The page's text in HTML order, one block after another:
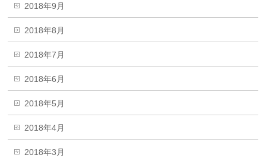
2018年9月
2018年8月
2018年7月
2018年6月
2018年5月
2018年4月
2018年3月